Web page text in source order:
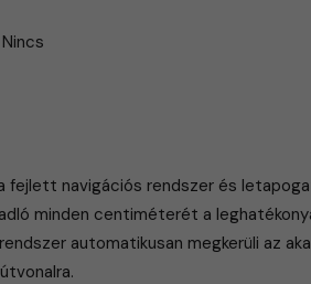
fejlett navigációs rendszer és
minden centiméterét a
automatikusan megkerüli az